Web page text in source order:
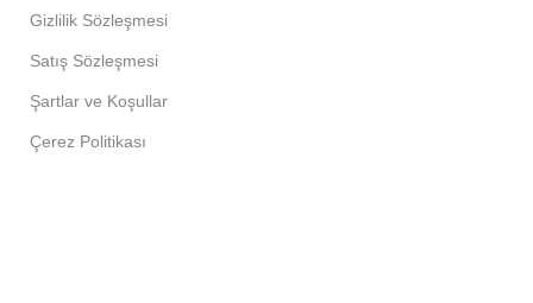
Gizlilik Sözleşmesi
Satış Sözleşmesi
Şartlar ve Koşullar
Çerez Politikası